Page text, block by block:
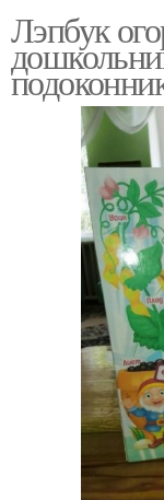
Лэпбук